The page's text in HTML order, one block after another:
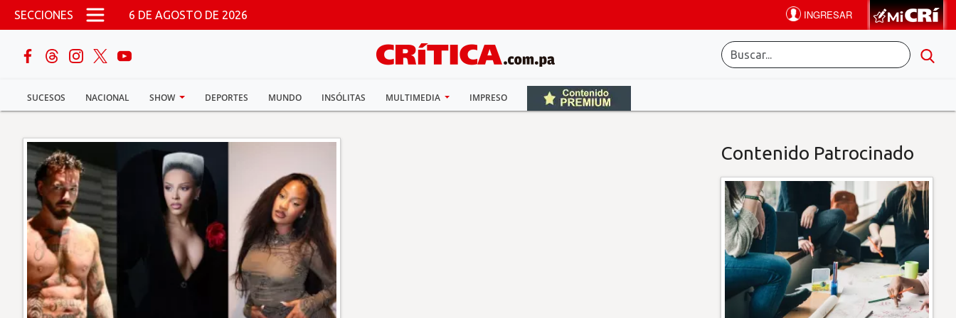
Pasar al contenido principal
SECCIONES 6 DE AGOSTO DE 2026
SUCESOS NACIONAL SHOW DEPORTES MUNDO INSÓLITAS MULTIMEDIA IMPRESO
buscar
Sucesos
Nacional
Política
Show
Deportes
Mundo
Contenido Patrocinado